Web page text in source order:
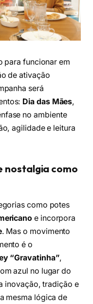
para funcionar em
de ativação
será
Dia das Mães,
no ambiente
agilidade e leitura
nostalgia como
como potes
e incorpora
. Mas o movimento
é o
“Gravatinha”,
azul no lugar do
inovação, tradição e
mesma lógica de